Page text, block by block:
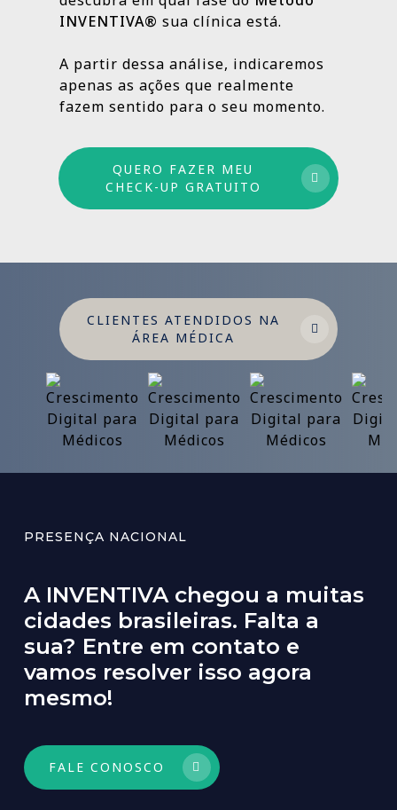
Por isso trabalhamos com um método
médio e longo prazo para garantir
crescimento sustentável.
INVENTIVA® sua clínica está.
A partir dessa análise, indicaremos
apenas as ações que realmente
fazem sentido para o seu momento.
QUERO FAZER MEU
CHECK-UP GRATUITO
CLIENTES ATENDIDOS NA
ÁREA MÉDICA
PRESENÇA NACIONAL
A INVENTIVA chegou a muitas
cidades brasileiras. Falta a
sua? Entre em contato e
vamos resolver isso agora
mesmo!
FALE CONOSCO